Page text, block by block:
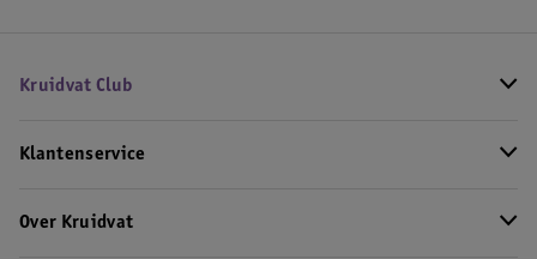
Kruidvat Club
Klantenservice
Over Kruidvat